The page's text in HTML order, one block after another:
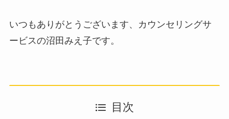
いつもありがとうございます、カウンセリングサ
ービスの沼田みえ子です。
目次